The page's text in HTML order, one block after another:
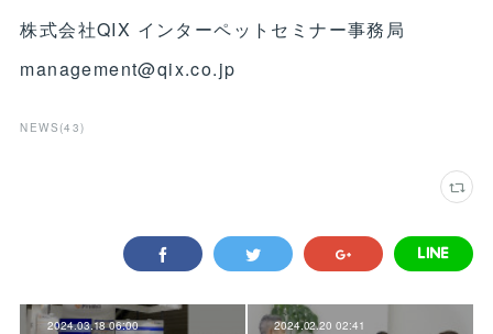
株式会社QIX インターペットセミナー事務局
management@qix.co.jp
NEWS (43)
2024.03.18 06:00 2024.02.20 02:41